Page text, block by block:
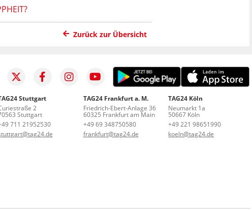
Zurück zur Übersicht
Stuttgart
2
Stuttgart
711 21952530
TAG24 Frankfurt a. M.
Friedrich-Ebert-Anlage 36
60325 Frankfurt am Main
+49 69 348750580
frankfurt@tag24.de
TAG24 Köln
Neumarkt 1a
50667 Köln
+49 221 98651990
koeln@tag24.de